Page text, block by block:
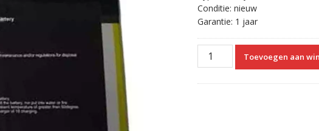
Conditie: nieuw
Garantie: 1 jaar
Tablet
accu
Toevoegen aan